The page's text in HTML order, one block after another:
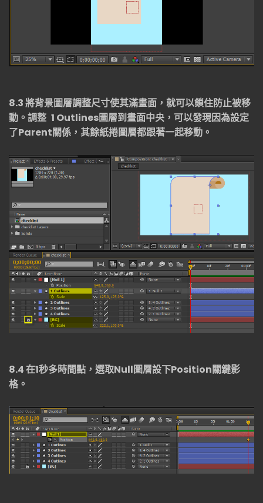
8.3將背景圖層調整尺寸使其滿畫面，就可以鎖住防止被移
動。調整 1 Outlines圖層到畫面中央，可以發現因為設定
了Parent關係，其餘紙捲圖層都跟著一起移動。
8.4在1秒多時間點，選取Null圖層設下Position關鍵影
格。